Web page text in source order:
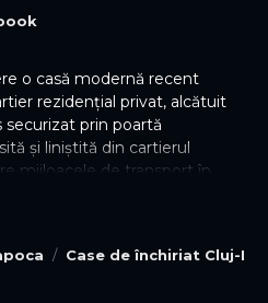
Case de închiriat Cluj-
o casă modernă recent
rezidențial privat, alcătuit
securizat prin poartă
și liniștită din cartierul
mijloacele de transport în
viață premium, combinând